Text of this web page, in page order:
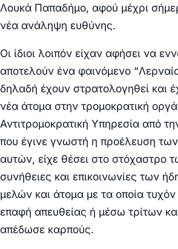
Λουκά Παπαδήμο, αφού μέχρι
νέα ανάληψη ευθύνης.
Οι ίδιοι λοιπόν είχαν αφήσει να
αποτελούν ένα φαινόμενο
δηλαδή έχουν στρατολογηθεί και
νέα άτομα στην τρομοκρατική
Αντιτρομοκρατική Υπηρεσία από
που έγινε γνωστή η προέλευση
αυτών, είχε θέσει στο στόχαστρο
συνήθειες και επικοινωνίες των
μελών και άτομα με τα οποία τυχόν
επαφή απευθείας ή μέσω τρίτων
απέδωσε καρπούς.